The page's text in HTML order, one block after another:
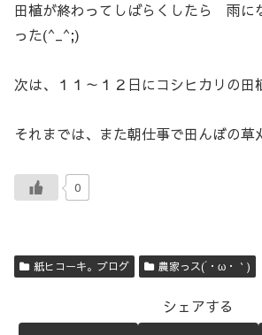
田植が終わってしばらくしたら 雨
った(^_^;)
次は、１１～１２日にコシヒカリの田
それまでは、また朝仕事で田んぼの草
0
紙ヒコーキ。ブログ 農家っス(´・ω・｀)
シェアする